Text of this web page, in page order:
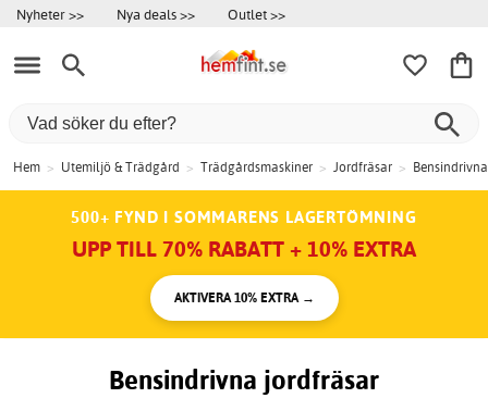
Nyheter >> Nya deals >> Outlet >>
Hem > Utemiljö & Trädgård > Trädgårdsmaskiner > Jordfräsar > Bensindrivna
500+ FYND I SOMMARENS LAGERTÖMNING
UPP TILL 70% RABATT + 10% EXTRA
AKTIVERA 10% EXTRA →
Bensindrivna jordfräsar